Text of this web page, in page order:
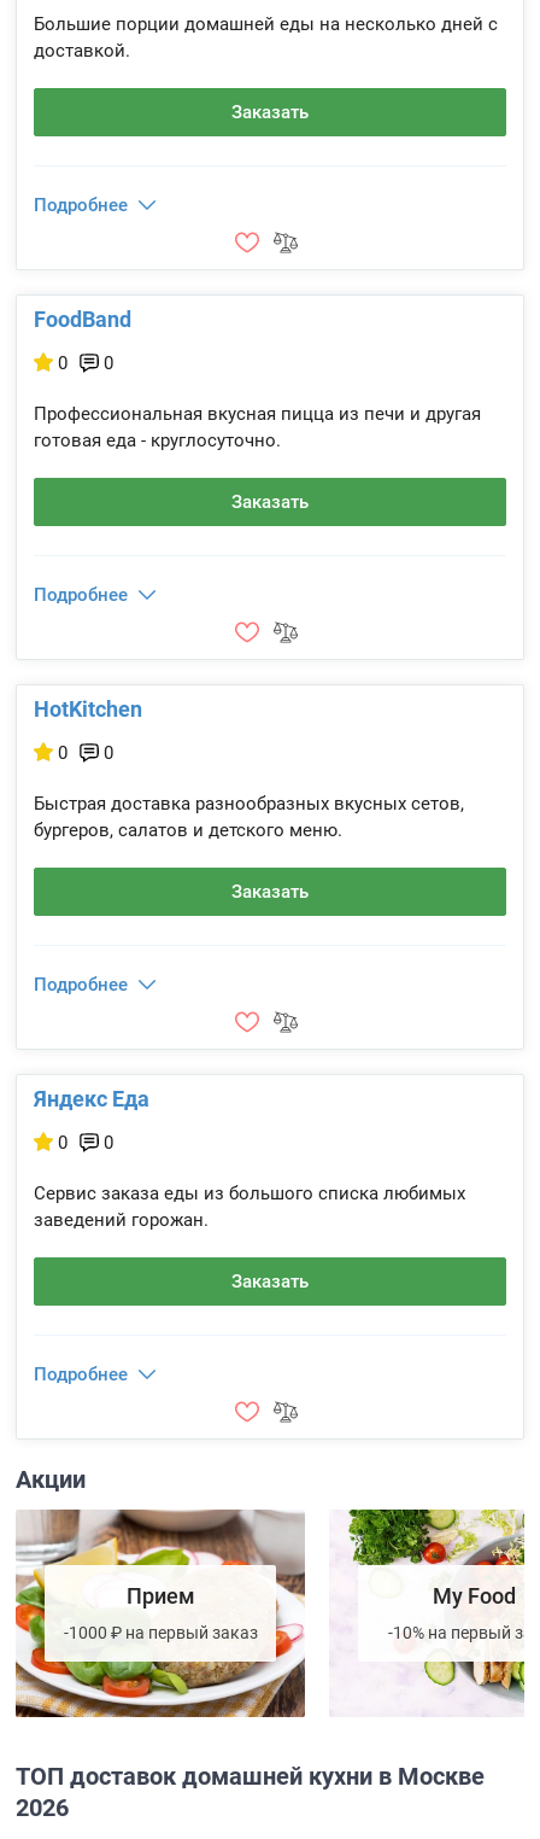
Большие порции домашней еды на несколько дней с
доставкой.
Заказать
Подробнее
FoodBand
0 0
Профессиональная вкусная пицца из печи и другая
готовая еда - круглосуточно.
Заказать
Подробнее
HotKitchen
0 0
Быстрая доставка разнообразных вкусных сетов,
бургеров, салатов и детского меню.
Заказать
Подробнее
Яндекс Еда
0 0
Сервис заказа еды из большого списка любимых
заведений горожан.
Заказать
Подробнее
Акции
Прием
-1000 ₽ на первый заказ
My Food
-10% на первый
ТОП доставок домашней кухни в Москве
2026